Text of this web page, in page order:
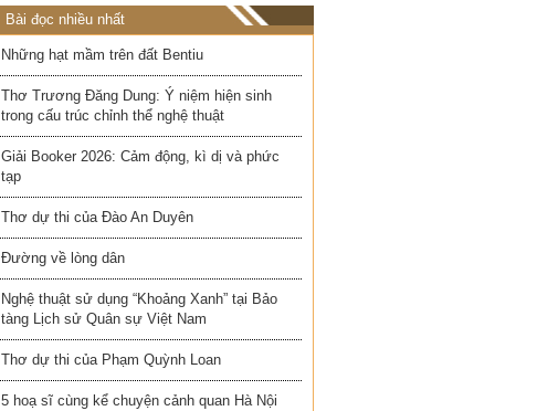
Bài đọc nhiều nhất
Những hạt mầm trên đất Bentiu
Thơ Trương Đăng Dung: Ý niệm hiện sinh
trong cấu trúc chỉnh thể nghệ thuật
Giải Booker 2026: Cảm động, kì dị và phức
tạp
Thơ dự thi của Đào An Duyên
Đường về lòng dân
Nghệ thuật sử dụng “Khoảng Xanh” tại Bảo
tàng Lịch sử Quân sự Việt Nam
Thơ dự thi của Phạm Quỳnh Loan
5 hoạ sĩ cùng kể chuyện cảnh quan Hà Nội